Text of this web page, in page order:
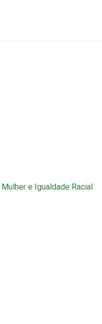
Mulher e Igualdade Racial